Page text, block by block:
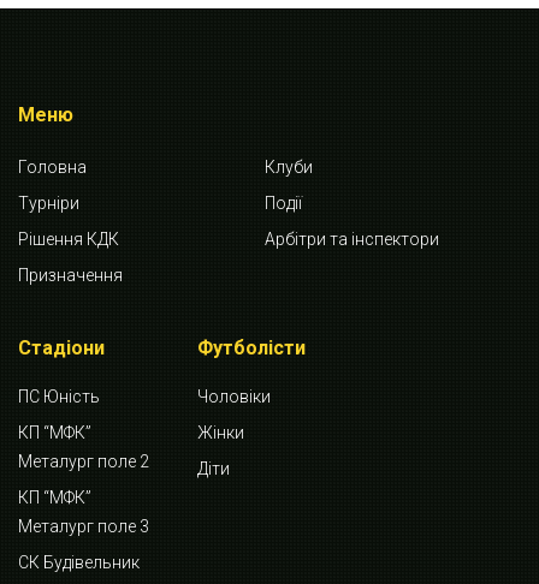
Меню
Головна
Клуби
Турніри
Події
Рішення КДК
Арбітри та інспектори
Призначення
Стадіони
ПС Юність
КП “МФК”
Металург поле 2
КП “МФК”
Металург поле 3
СК Будівельник
Футболісти
Чоловіки
Жінки
Діти